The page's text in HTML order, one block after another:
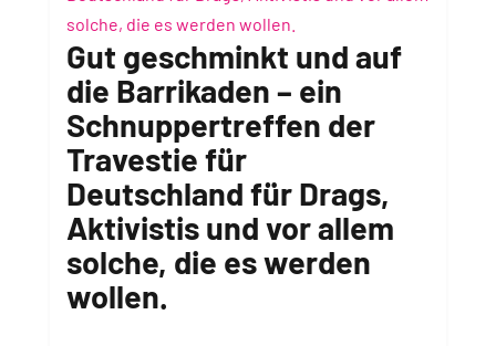
Gut geschminkt und auf
die Barrikaden – ein
Schnuppertreffen der
Travestie für
Deutschland für Drags,
Aktivistis und vor allem
solche, die es werden
wollen.